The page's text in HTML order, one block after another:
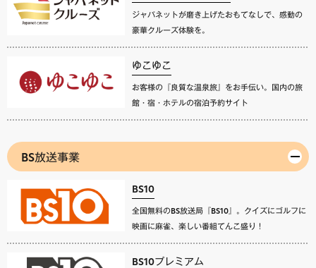
ジャパネットが磨き上げたおもてなしで、感動の
豪華クルーズ体験を。
ゆこゆこ
お客様の『良質な温泉旅』をお手伝い。国内の旅
館・宿・ホテルの宿泊予約サイト
BS放送事業
BS10
全国無料のBS放送局『BS10』。クイズにゴルフに
映画に麻雀、楽しい番組てんこ盛り！
BS10プレミアム